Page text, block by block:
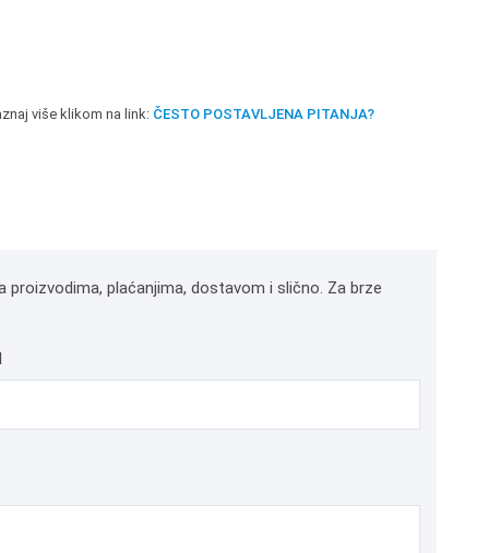
više klikom na link: ČESTO POSTAVLJENA PITANJA?
plaćanjima, dostavom i slično. Za brze